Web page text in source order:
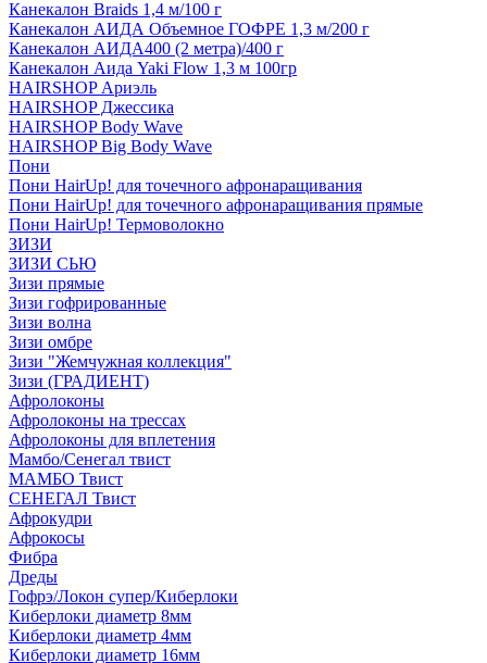
Канекалон Braids 1,4 м/100 г
Канекалон АИДА Объемное ГОФРЕ 1,3 м/200 г
Канекалон АИДА400 (2 метра)/400 г
Канекалон Аида Yaki Flow 1,3 м 100гр
HAIRSHOP Ариэль
HAIRSHOP Джессика
HAIRSHOP Body Wave
HAIRSHOP Big Body Wave
Пони
Пони HairUp! для точечного афронаращивания
Пони HairUp! для точечного афронаращивания прямые
Пони HairUp! Термоволокно
ЗИЗИ
ЗИЗИ СЬЮ
Зизи прямые
Зизи гофрированные
Зизи волна
Зизи омбре
Зизи "Жемчужная коллекция"
Зизи (ГРАДИЕНТ)
Афролоконы
Афролоконы на трессах
Афролоконы для вплетения
Мамбо/Сенегал твист
МАМБО Твист
СЕНЕГАЛ Твист
Афрокудри
Афрокосы
Фибра
Дреды
Гофрэ/Локон супер/Киберлоки
Киберлоки диаметр 8мм
Киберлоки диаметр 4мм
Киберлоки диаметр 16мм